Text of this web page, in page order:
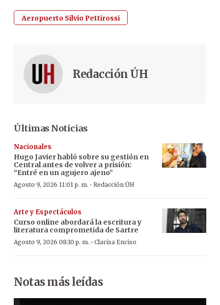
Aeropuerto Silvio Pettirossi
Redacción ÚH
Últimas Noticias
Nacionales
Hugo Javier habló sobre su gestión en
Central antes de volver a prisión:
“Entré en un agujero ajeno”
Agosto 9, 2026 11:01 p. m. · Redacción ÚH
Arte y Espectáculos
Curso online abordará la escritura y
literatura comprometida de Sartre
Agosto 9, 2026 08:10 p. m. · Clarisa Enciso
Notas más leídas